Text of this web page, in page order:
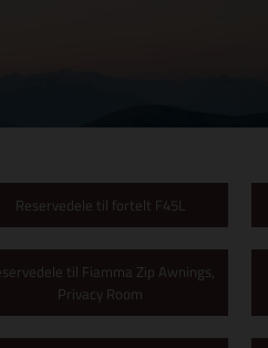
Reservedele til fortelt F45L
til Fiamma Zip Awnings,
Privacy Room